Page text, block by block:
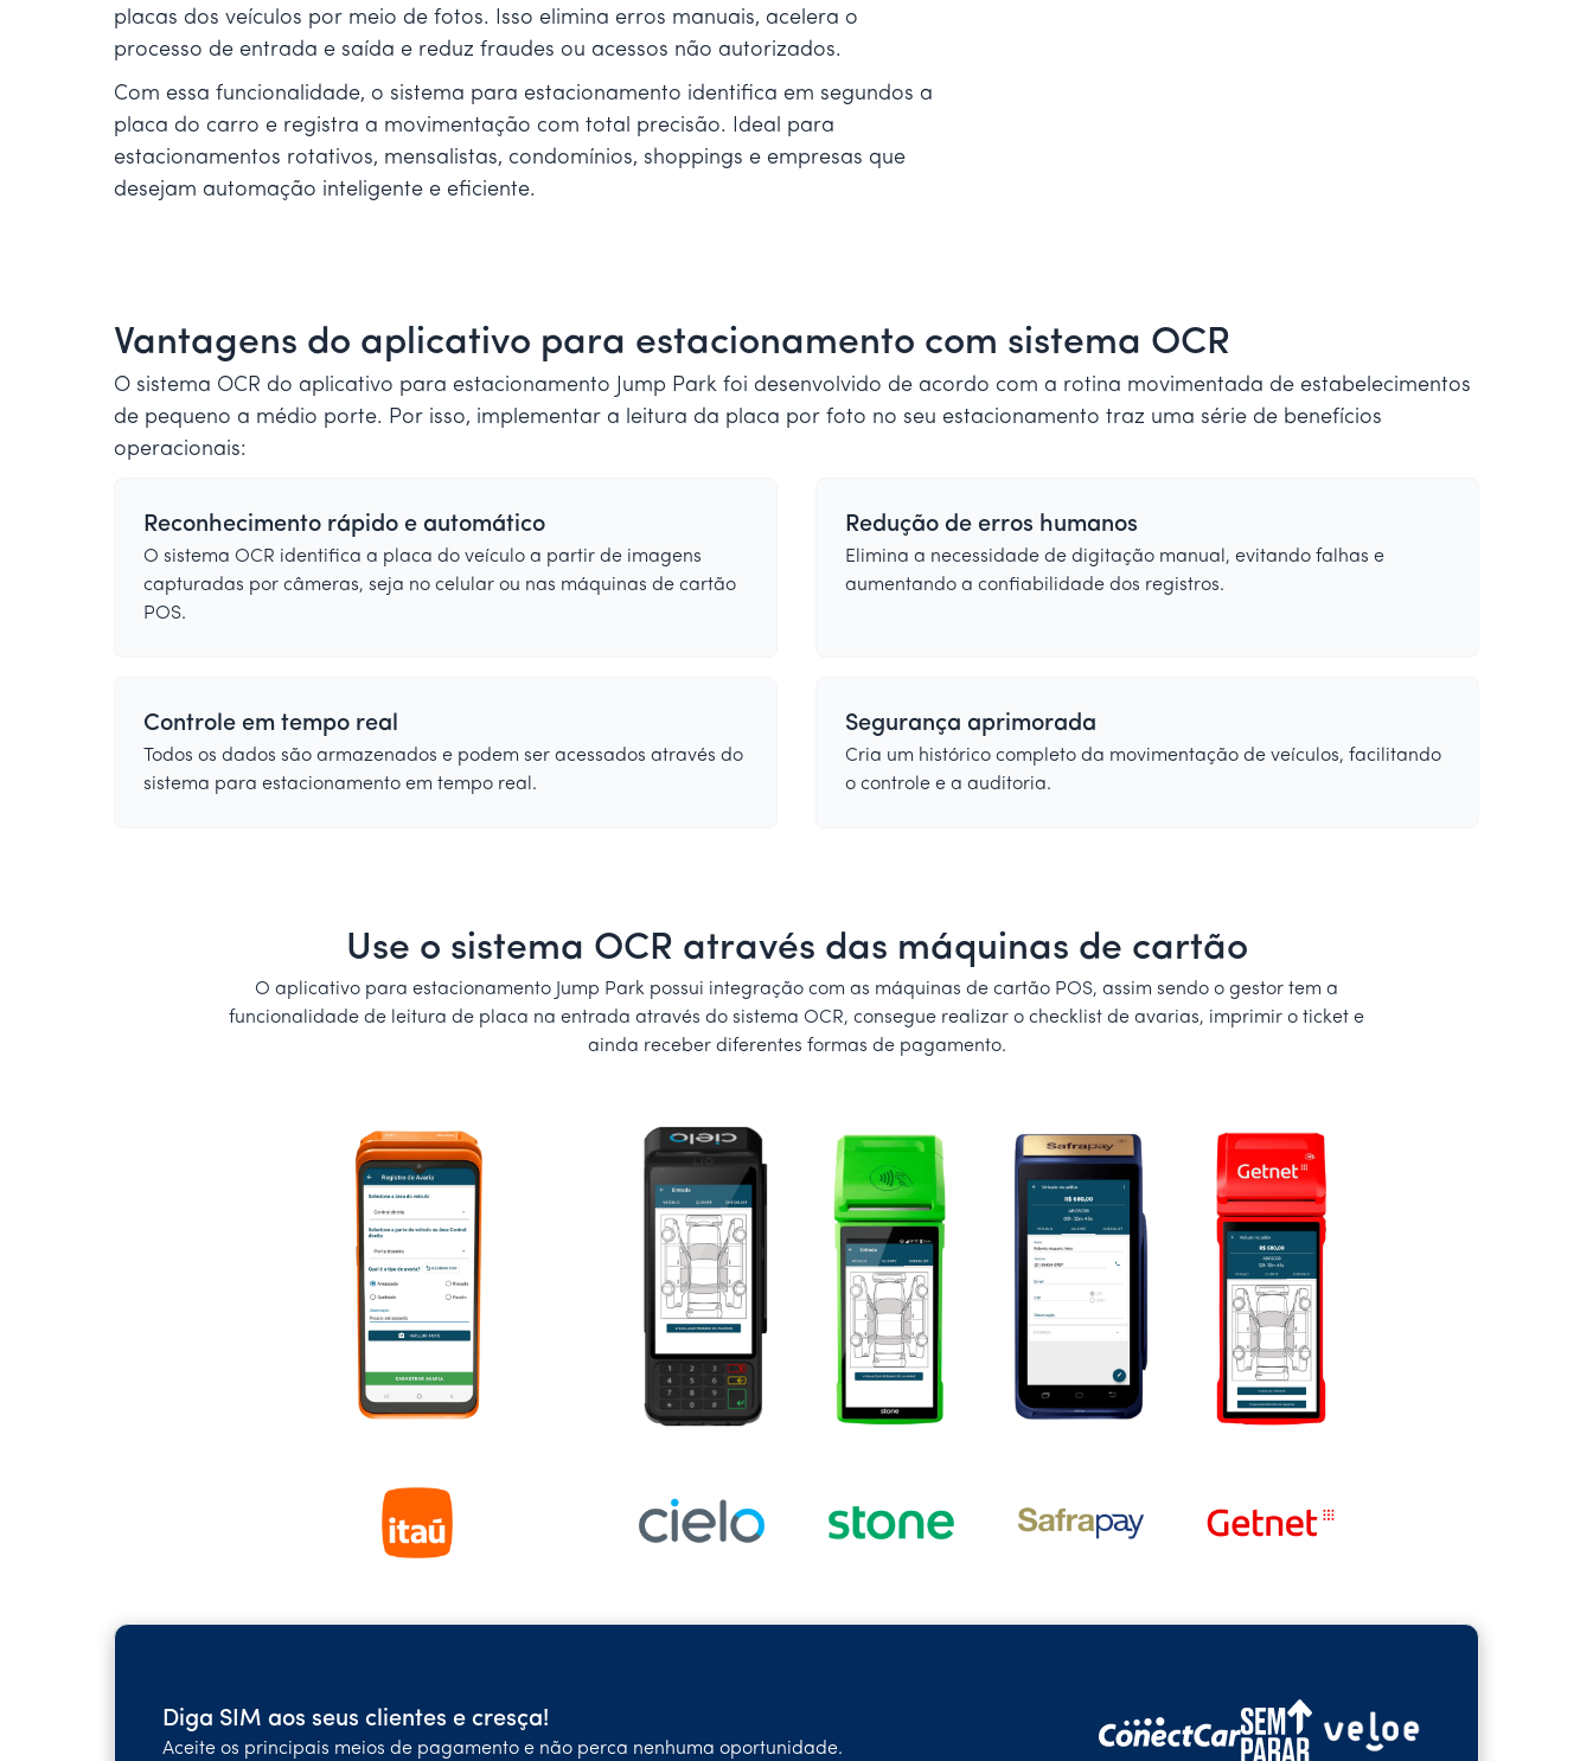
placas dos veículos por meio de fotos. Isso elimina erros manuais, acelera o
processo de entrada e saída e reduz fraudes ou acessos não autorizados.
Com essa funcionalidade, o sistema para estacionamento identifica em segundos a
placa do carro e registra a movimentação com total precisão. Ideal para
estacionamentos rotativos, mensalistas, condomínios, shoppings e empresas que
desejam automação inteligente e eficiente.
Vantagens do aplicativo para estacionamento com sistema OCR
O sistema OCR do aplicativo para estacionamento Jump Park foi desenvolvido de acordo com a rotina movimentada de estabelecimentos
de pequeno a médio porte. Por isso, implementar a leitura da placa por foto no seu estacionamento traz uma série de benefícios
operacionais:
Reconhecimento rápido e automático
O sistema OCR identifica a placa do veículo a partir de imagens
capturadas por câmeras, seja no celular ou nas máquinas de cartão
POS.
Redução de erros humanos
Elimina a necessidade de digitação manual, evitando falhas e
aumentando a confiabilidade dos registros.
Controle em tempo real
Todos os dados são armazenados e podem ser acessados através do
sistema para estacionamento em tempo real.
Segurança aprimorada
Cria um histórico completo da movimentação de veículos, facilitando
o controle e a auditoria.
Use o sistema OCR através das máquinas de cartão
O aplicativo para estacionamento Jump Park possui integração com as máquinas de cartão POS, assim sendo o gestor tem a
funcionalidade de leitura de placa na entrada através do sistema OCR, consegue realizar o checklist de avarias, imprimir o ticket e
ainda receber diferentes formas de pagamento.
Diga SIM aos seus clientes e cresça!
Aceite os principais meios de pagamento e não perca nenhuma oportunidade.